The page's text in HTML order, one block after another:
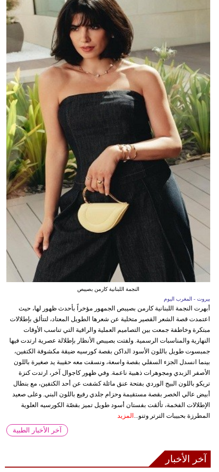
النجمة اللبنانية كارمن بصيبص
بيروت - المغرب اليوم
أبهرت النجمة اللبنانية كارمن بصيبص الجمهور مؤخراً بأحدث ظهور لها، حيث
اعتمدت قصة الشعر القصير متخلية عن شعرها الطويل المعتاد، لتتألق بإطلالات
مبتكرة وخاطفة جمعت بين التصاميم العملية والراقية التي تناسب الأوقات
النهارية والمناسبات الرسمية. ولفتت بصيبص الأنظار بإطلالة عصرية ارتدت فيها
جمبسوت طويل باللون الأسود الداكن بقصة كورسيه ضيقة مكشوفة الكتفين،
بينما انسدل الجزء السفلي بقصة واسعة، ونسقت معه حقيبة يد صغيرة باللون
الأصفر الزبدي ومجوهرات ذهبية ناعمة. وفي ظهور كاجوال آخر، ارتدت كنزة
تريكو باللون البيج الوردي بفتحة عنق مائلة كشفت عن أحد الكتفين، مع بنطال
أبيض عالي الخصر بقصة مستقيمة وحزام جلدي رفيع باللون البني. وعلى صعيد
الإطلالات الفخمة، تألقت بفستان أسود طويل تميز بقصّة الكورسيه العلوية
المطرزة بحبيبات الترتر وتنو... المزيد
آخر الأخبار الطبية
آخر الأخبار